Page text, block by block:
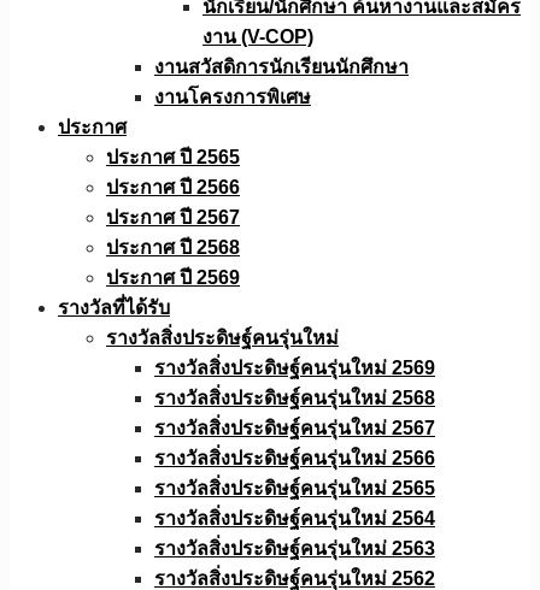
นักเรียน/นักศึกษา ค้นหางานและสมัคร
งาน (V-COP)
งานสวัสดิการนักเรียนนักศึกษา
งานโครงการพิเศษ
ประกาศ
ประกาศ ปี 2565
ประกาศ ปี 2566
ประกาศ ปี 2567
ประกาศ ปี 2568
ประกาศ ปี 2569
รางวัลที่ได้รับ
รางวัลสิ่งประดิษฐ์คนรุ่นใหม่
รางวัลสิ่งประดิษฐ์คนรุ่นใหม่ 2569
รางวัลสิ่งประดิษฐ์คนรุ่นใหม่ 2568
รางวัลสิ่งประดิษฐ์คนรุ่นใหม่ 2567
รางวัลสิ่งประดิษฐ์คนรุ่นใหม่ 2566
รางวัลสิ่งประดิษฐ์คนรุ่นใหม่ 2565
รางวัลสิ่งประดิษฐ์คนรุ่นใหม่ 2564
รางวัลสิ่งประดิษฐ์คนรุ่นใหม่ 2563
รางวัลสิ่งประดิษฐ์คนรุ่นใหม่ 2562